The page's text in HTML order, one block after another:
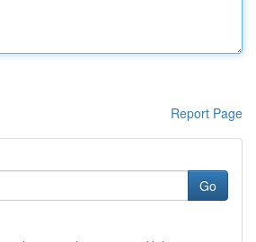
Report Page
Go